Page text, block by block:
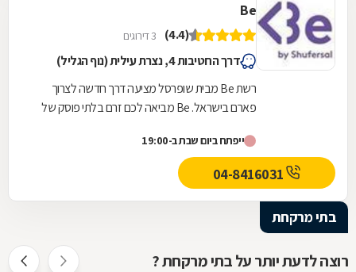
Be
(4.4) 3 דירוגים
דרך החטיבות 4, נצרת עילית (נוף הגליל)
רשת Be מבית שופרסל מציעה דרך חדשה לצרוך
פארם בישראל. Be מביאה לכם זרם בלתי פוסק של
ובחו"ל, כזה...
ייפתח ביום שבת ב-19:00
04-8416031
בתי מרקחת
רוצה לדעת יותר על בתי מרקחת ?